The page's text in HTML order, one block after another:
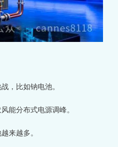
，比如钠电池。
能分布式电源调峰。
来越多。